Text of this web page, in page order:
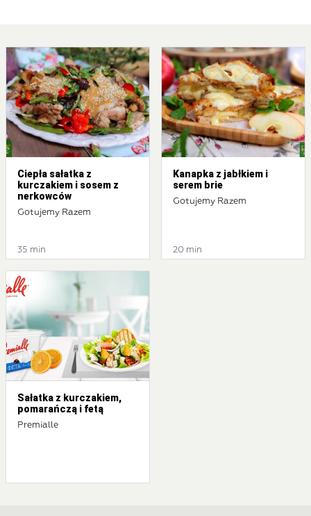
Ciepła sałatka z
kurczakiem i sosem z
nerkowców
Gotujemy Razem
35 min
Kanapka z jabłkiem i
serem brie
Gotujemy Razem
20 min
Sałatka z kurczakiem,
pomarańczą i fetą
Premialle